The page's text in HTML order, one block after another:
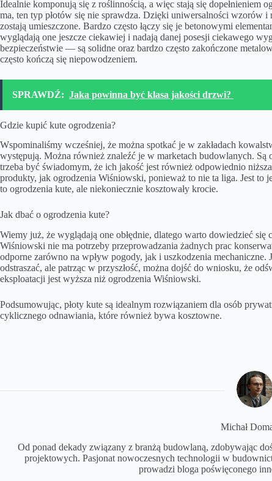
Idealnie komponują się z roślinnością, a więc stają się
ma, ten typ płotów się nie sprawdza. Dzięki uniwersalności wzorów
zostają umieszczone. Bardzo często łączy się je betonowymi
wyglądają one jeszcze ciekawiej i nadają danej posesji ciekawego
bezpieczeństwie — są solidne oraz bardzo często zakończone
często kończą się niepowodzeniem.
SPRAWDŹ: Jaka powinna być klasa jakości drzwi?
Gdzie kupić kute ogrodzenia?
Wspominaliśmy wcześniej, że można spotkać je w zakładach
występują. Można również znaleźć je w marketach budowlanych.
trzeba być świadomym, że ich jakość jest również odpowiednio
produkty, jak ogrodzenia Wiśniowski, ponieważ to nie ta liga. Jest to
to ogrodzenia kute, ale niekoniecznie kosztowały krocie.
Jak dbać o ogrodzenia kute?
Wiemy już, że wyglądają one obłędnie, dlatego warto dowiedzieć się
Wiśniowski nie ma potrzeby przeprowadzania żadnych prac
odporne zarówno na wpływ pogody, jak i uszkodzenia
odstraszać, ale patrząc w przyszłość, można dojść do wniosku, że
eksploatacji jest wyższa niż ogrodzenia Wiśniowski.
Podsumowując, płoty kute są idealnym rozwiązaniem dla osób
cyklicznego odnawiania, które również bywa kosztowne.
Michał
Od ponad dekady związany z branżą budowlaną, zdobywając
projektowych. Pasjonat nowoczesnych technologii w
prowadzi bloga poświęconego